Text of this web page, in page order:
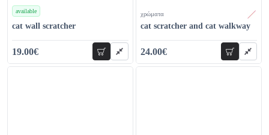
available
χρώματα
cat wall scratcher
19.00€ add to cart
χρώματα
cat scratcher and cat walkway
24.00€ add to